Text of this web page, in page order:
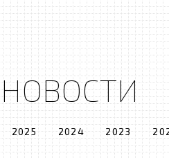
НОВОСТИ
2025 2024 2023